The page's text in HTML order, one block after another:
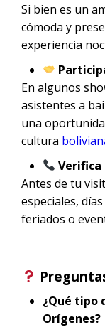
Si bien es un
cómoda y
experiencia
En algunos
asistentes a
una
cultura
Antes de tu
especiales,
feriados o
¿Qué tipo
Orígenes?